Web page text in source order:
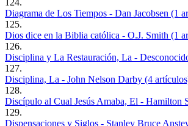
Diagrama de Los Tiempos - Dan Jacobsen (1
125.
Dios dice en la Biblia católica - O.J. Smith (1
126.
Disciplina y La Restauración, La -
127.
Disciplina, La - John Nelson Darby (4
128.
Discípulo al Cual Jesús Amaba, El - Hamilton
129.
Dispensaciones y Siglos - Stanley Bruce